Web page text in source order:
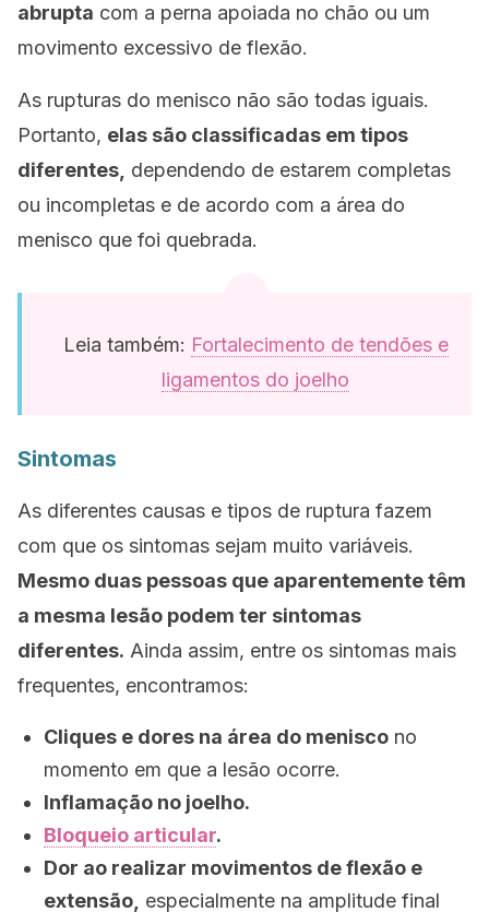
abrupta com a perna apoiada no chão ou um
movimento excessivo de flexão.
As rupturas do menisco não são todas iguais.
Portanto, elas são classificadas em tipos
diferentes, dependendo de estarem completas
ou incompletas e de acordo com a área do
menisco que foi quebrada.
Leia também: Fortalecimento de tendões e
ligamentos do joelho
Sintomas
As diferentes causas e tipos de ruptura fazem
com que os sintomas sejam muito variáveis.
Mesmo duas pessoas que aparentemente têm
a mesma lesão podem ter sintomas
diferentes. Ainda assim, entre os sintomas mais
frequentes, encontramos:
Cliques e dores na área do menisco no
momento em que a lesão ocorre.
Inflamação no joelho.
Bloqueio articular.
Dor ao realizar movimentos de flexão e
extensão, especialmente na amplitude final